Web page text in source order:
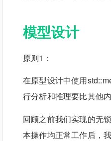
模型设计
原则1：
在原型设计中使用
行分析和推理要比其他
回顾之前我们实现的无
本操作均正常工作后，